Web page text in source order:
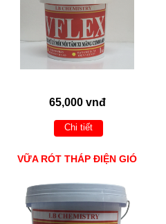
65,000 vnđ
Chi tiết
VỮA RÓT THÁP ĐIỆN GIÓ